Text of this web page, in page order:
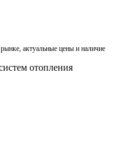
актуальные цены и наличие
отопления